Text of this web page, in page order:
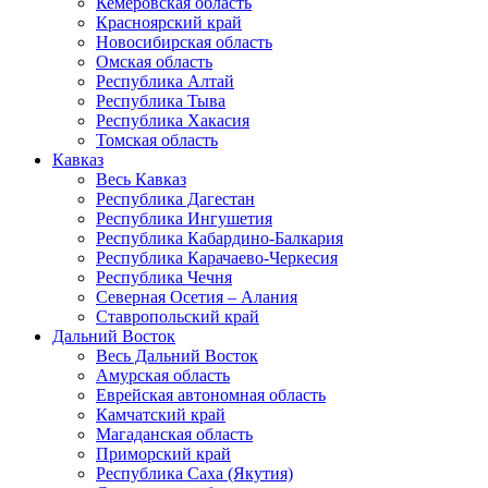
Красноярский край
Новосибирская область
Омская область
Республика Алтай
Республика Тыва
Республика Хакасия
Томская область
Кавказ
Весь Кавказ
Республика Дагестан
Республика Ингушетия
Республика Кабардино-Балкария
Республика Карачаево-Черкесия
Республика Чечня
Северная Осетия – Алания
Ставропольский край
Дальний Восток
Весь Дальний Восток
Амурская область
Еврейская автономная область
Камчатский край
Магаданская область
Приморский край
Республика Саха (Якутия)